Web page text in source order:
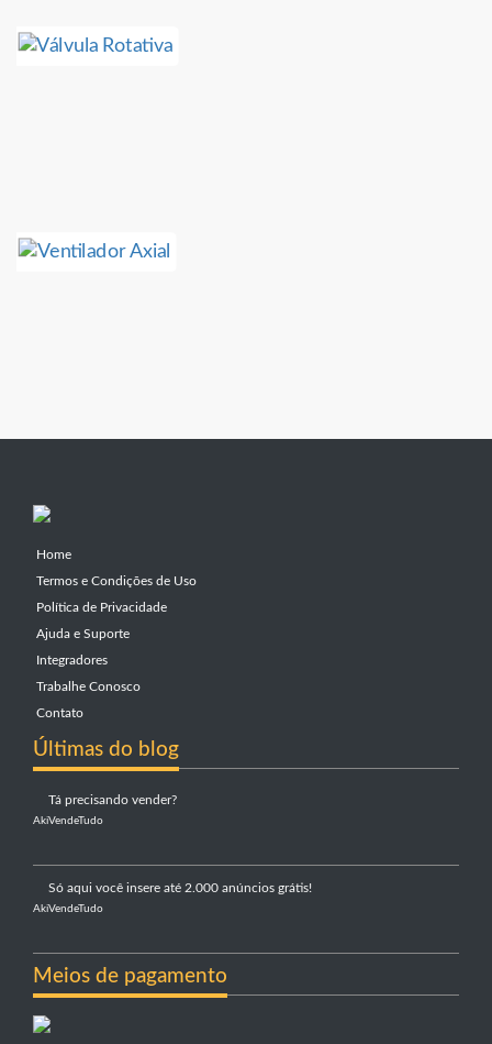
Home
Termos e Condições de Uso
Política de Privacidade
Ajuda e Suporte
Integradores
Trabalhe Conosco
Contato
Últimas do blog
Tá precisando vender?
AkiVendeTudo
Só aqui você insere até 2.000 anúncios grátis!
AkiVendeTudo
Meios de pagamento